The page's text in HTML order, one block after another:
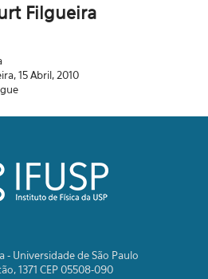
Filgueira
15 Abril, 2010
- Universidade de São Paulo
1371 CEP 05508-090